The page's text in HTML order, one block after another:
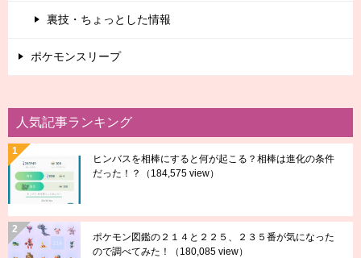
裏技・ちょっとした情報
ポケモンスリープ
人気記事ランキング
ヒンバスを相棒にすると何が起こる？相棒は進化の条件
だった！？
（184,575 view）
ポケモン図鑑の２１４と２２５、２３５番が気になった
ので調べてみた！
（180,085 view）